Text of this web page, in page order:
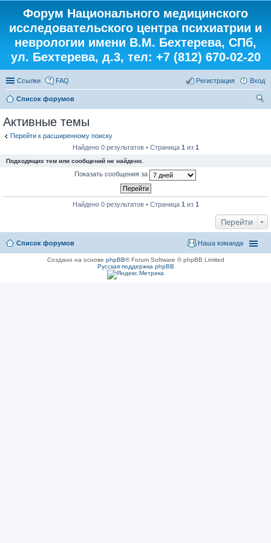
Форум Национального медицинского
исследовательского центра психиатрии и
неврологии имени В.М. Бехтерева, СПб,
ул. Бехтерева, д.3, тел: +7 (812) 670-02-20
Ссылки FAQ Вход
Регистрация
Список форумов
Активные темы
Перейти к расширенному поиску
Найдено 0 результатов • Страница 1 из 1
Подходящих тем или сообщений не найдено.
Показать сообщения за
Найдено 0 результатов • Страница 1 из 1
Перейти
Список форумов Наша команда
Создано на основе phpBB® Forum Software © phpBB Limited
Русская поддержка phpBB